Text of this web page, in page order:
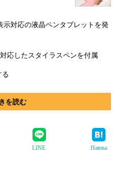
示対応の液晶ペンタブレットを発
応したスタイラスペンを付属
る
を読む
LINE Hatena